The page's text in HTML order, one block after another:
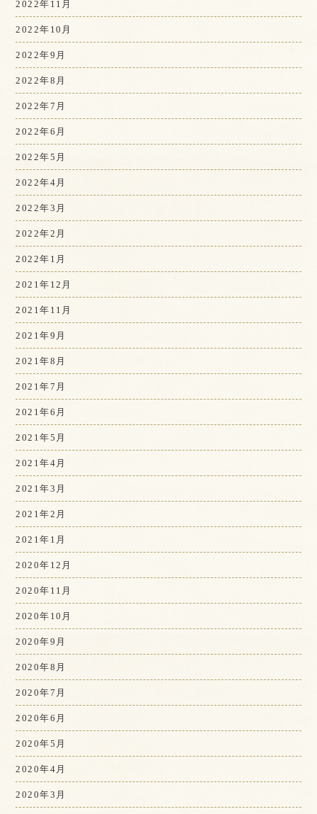
2022年11月
2022年10月
2022年9月
2022年8月
2022年7月
2022年6月
2022年5月
2022年4月
2022年3月
2022年2月
2022年1月
2021年12月
2021年11月
2021年9月
2021年8月
2021年7月
2021年6月
2021年5月
2021年4月
2021年3月
2021年2月
2021年1月
2020年12月
2020年11月
2020年10月
2020年9月
2020年8月
2020年7月
2020年6月
2020年5月
2020年4月
2020年3月